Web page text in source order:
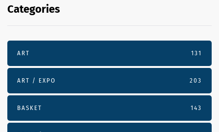
Categories
ART 131
ART / EXPO 203
BASKET 143